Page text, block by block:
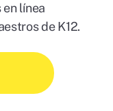
línea
de K12.